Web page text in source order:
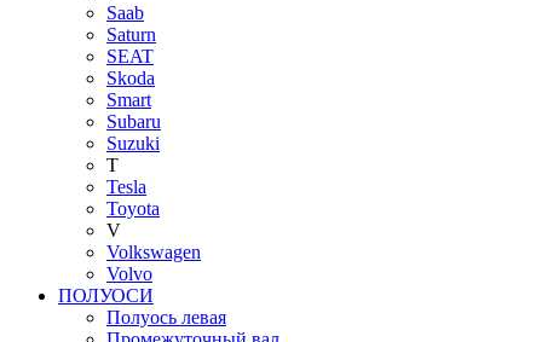
Saab
Saturn
SEAT
Skoda
Smart
Subaru
Suzuki
T
Tesla
Toyota
V
Volkswagen
Volvo
ПОЛУОСИ
Полуось левая